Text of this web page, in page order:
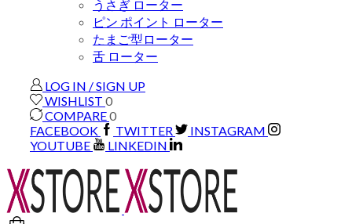
うさぎ ローター
ピン ポイント ローター
たまご型ローター
舌 ローター
LOG IN / SIGN UP
WISHLIST 0
COMPARE0
FACEBOOK
TWITTER
INSTAGRAM
YOUTUBE
LINKEDIN